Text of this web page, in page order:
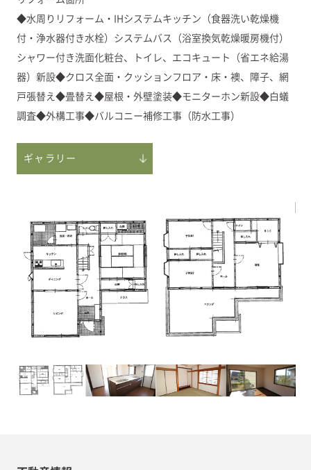
◆水周りリフォーム・IHシステムキッチン（食器洗い乾燥機
付・浄水器付き水栓）システムバス（浴室換気乾燥暖房機付）
シャワー付き洗面化粧台、トイレ、エコキュート（省エネ給湯
器）新設◆クロス全面・クッションフロア・床・襖、障子、網
戸張替え◆畳替え◆屋根・外壁塗装◆モニターホン新設◆白蟻
調査◆外構工事◆バルコニー補修工事（防水工事）
ギャラリー